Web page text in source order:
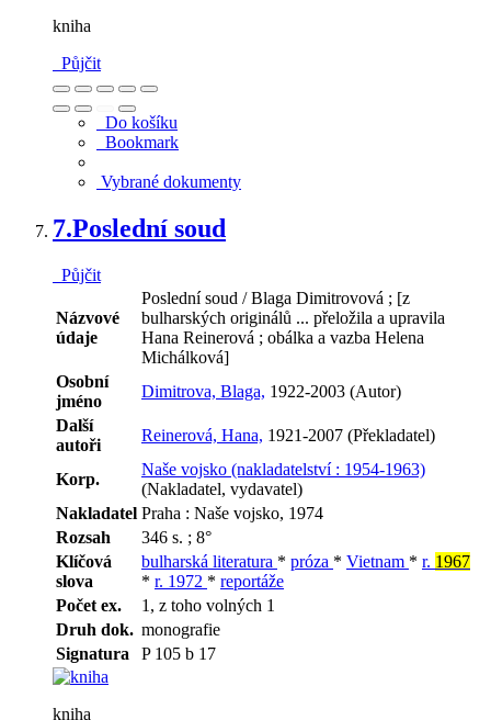
kniha
Půjčit
Do košíku
Bookmark
Vybrané dokumenty
7.Poslední soud
Půjčit
Názvové
údaje
Poslední soud / Blaga Dimitrovová ; [z
bulharských originálů ... přeložila a upravila
Hana Reinerová ; obálka a vazba Helena
Michálková]
Osobní
jméno
Dimitrova, Blaga, 1922-2003 (Autor)
Další
autoři
Reinerová, Hana, 1921-2007 (Překladatel)
Korp.
Naše vojsko (nakladatelství : 1954-1963)
(Nakladatel, vydavatel)
Nakladatel Praha : Naše vojsko, 1974
Rozsah
346 s. ; 8°
Klíčová
slova
bulharská literatura * próza * Vietnam * r. 1967
* r. 1972 * reportáže
Počet ex.
1, z toho volných 1
Druh dok. monografie
Signatura
P 105 b 17
kniha